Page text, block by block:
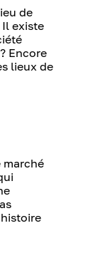
de
existe
Encore
lieux de
marché